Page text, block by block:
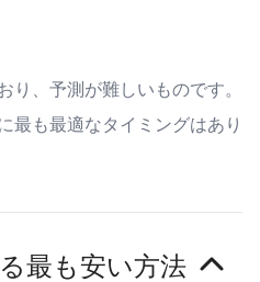
り、予測が難しいものです。
最も最適なタイミングはあり
最も安い方法